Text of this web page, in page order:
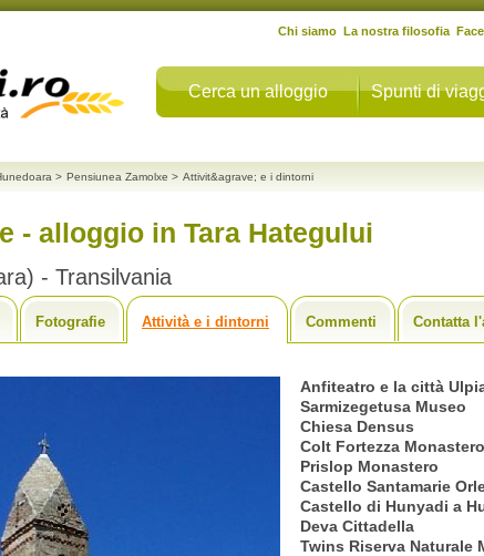
Cerca un alloggio Spunti di
Chi siamo La nostra filosofia
> Pensiunea Zamolxe > Attivit&agrave; e i dintorni
- alloggio in Tara Hategului
- Transilvania
Fotografie Attività e i dintorni Commenti Contatta
Anfiteatro e la città
Sarmizegetusa Museo
Chiesa Densus
Colt Fortezza Monastero
Prislop Monastero
Castello Santamarie
Castello di Hunyadi a
Deva Cittadella
Twins Riserva Naturale